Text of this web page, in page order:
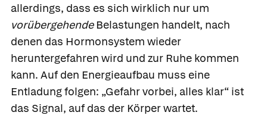
allerdings, dass es sich wirklich nur um
vorübergehende Belastungen handelt, nach
denen das Hormonsystem wieder
heruntergefahren wird und zur Ruhe kommen
kann. Auf den Energieaufbau muss eine
Entladung folgen: „Gefahr vorbei, alles klar“ ist
das Signal, auf das der Körper wartet.